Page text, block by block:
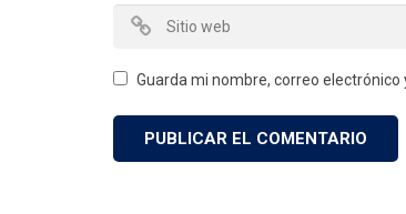
Guarda mi nombre, correo